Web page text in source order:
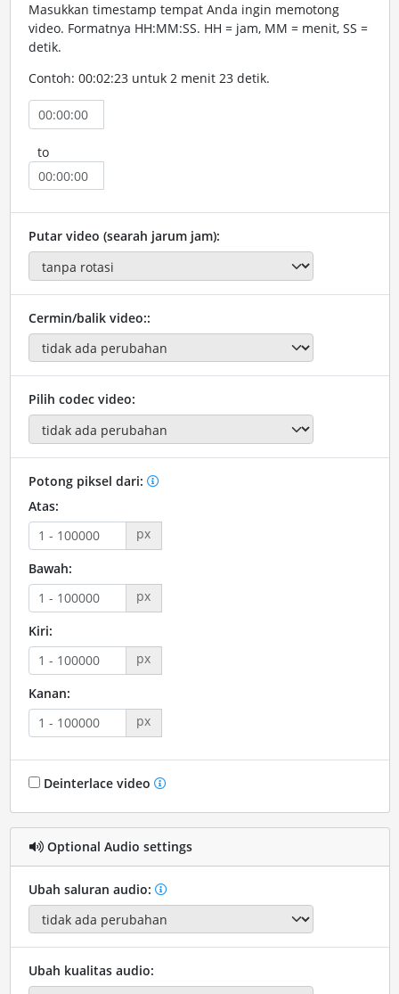
Masukkan timestamp tempat Anda ingin memotong
video. Formatnya HH:MM:SS. HH = jam, MM = menit, SS =
detik.
Contoh: 00:02:23 untuk 2 menit 23 detik.
to
Putar video (searah jarum jam):
Cermin/balik video::
Pilih codec video:
Potong piksel dari:
Atas:
px
Bawah:
px
Kiri:
px
Kanan:
px
Deinterlace video
Optional Audio settings
Ubah saluran audio:
Ubah kualitas audio: